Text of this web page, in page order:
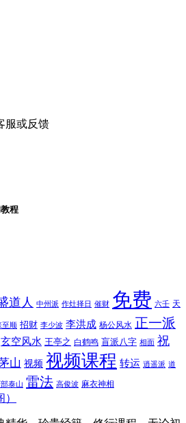
服或反馈
程
道人 中州派 作灶择日 催财 免费 六壬 天
至顺 招财 李少波 李洪成 杨公风水 正一派
玄空风水 王亭之 白鹤鸣 盲派八字 相面 祝
山 视频 视频课程 转运 逍遥派 道
部泰山 雷法 高俊波 麻衣神相